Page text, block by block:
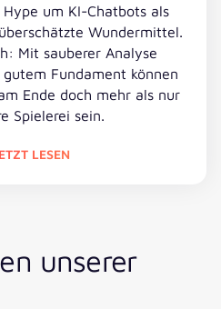
Hype um KI-Chatbots als
Wundermittel.
Mit sauberer Analyse
gutem Fundament können
Ende doch mehr als nur
Spielerei sein.
LESEN
unserer